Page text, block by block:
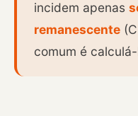
incidem apenas
remanescente
comum é